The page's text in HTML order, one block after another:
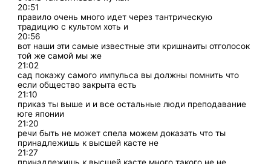
20:51
правило очень много идет через тантрическую
традицию с культом хоть и
20:56
вот наши эти самые известные эти кришнаиты отголосок
той же самой мы же
21:02
сад покажу самого импульса вы должны помнить что
если общество закрыта есть
21:10
приказ ты выше и и все остальные люди преподавание
юге японии
21:20
речи быть не может спела можем доказать что ты
принадлежишь к высшей касте не
21:27